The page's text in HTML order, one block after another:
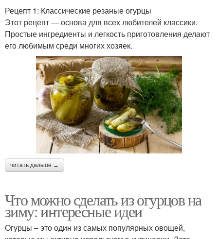
Рецепт 1: Классические резаные огурцы
Этот рецепт — основа для всех любителей классики.
Простые ингредиенты и легкость приготовления делают
его любимым среди многих хозяек.
читать дальше →
Что можно сделать из огурцов на
зиму: интересные идеи
Огурцы – это один из самых популярных овощей,